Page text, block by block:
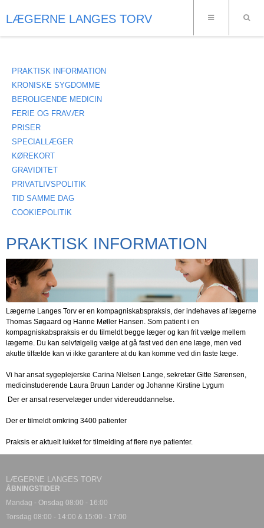
LÆGERNE LANGES TORV
PRAKTISK INFORMATION
KRONISKE SYGDOMME
BEROLIGENDE MEDICIN
FERIE OG FRAVÆR
PRISER
SPECIALLÆGER
KØREKORT
GRAVIDITET
PRIVATLIVSPOLITIK
TID SAMME DAG
COOKIEPOLITIK
PRAKTISK INFORMATION
Lægerne Langes Torv er en kompagniskabspraksis, der indehaves af lægerne
Thomas Søgaard og Hanne Møller Hansen. Som patient i en
kompagniskabspraksis er du tilmeldt begge læger og kan frit vælge mellem
lægerne. Du kan selvfølgelig vælge at gå fast ved den ene læge, men ved
akutte tilfælde kan vi ikke garantere at du kan komme ved din faste læge.
Vi har ansat sygeplejerske Carina NIelsen Lange, sekretær Gitte Sørensen,
medicinstuderende Laura Bruun Lander og Johanne Kirstine Lygum
Der er ansat reservelæger under videreuddannelse.
Der er tilmeldt omkring 3400 patienter
Praksis er aktuelt lukket for tilmelding af flere nye patienter.
LÆGERNE LANGES TORV
ÅBNINGSTIDER
Mandag - Onsdag 08:00 - 16:00
Torsdag 08:00 - 14:00 & 15:00 - 17:00